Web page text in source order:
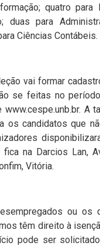
quatro para
duas para
Ciências Contábeis.
vai formar
se feitas no
A
os candidatos que
na Darcios Lan,
Vitória.
ou os
têm direito à
pode ser